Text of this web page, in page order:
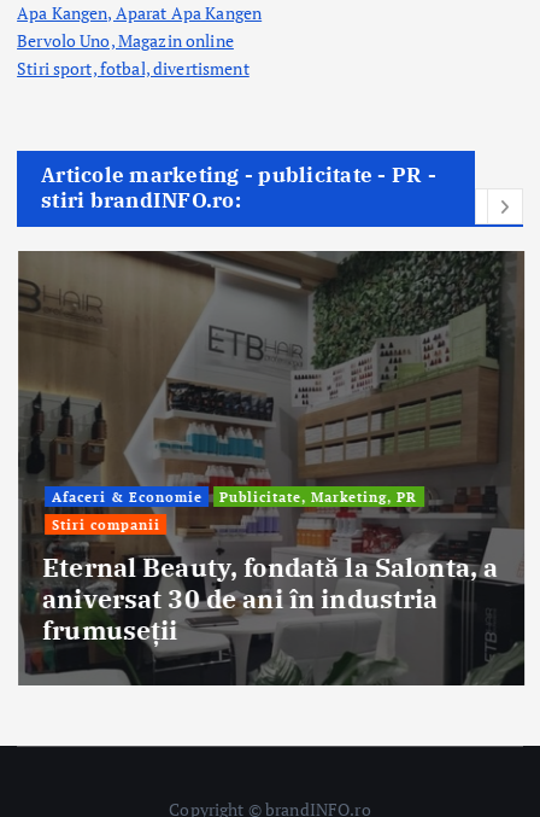
Apa Kangen, Aparat Apa Kangen
Bervolo Uno, Magazin online
Stiri sport, fotbal,divertisment
Articole marketing - publicitate - PR -
stiri brandINFO.ro:
Afaceri & Economie
Publicitate, Marketing, PR
Stiri companii
Eternal Beauty, fondată la Salonta, a
aniversat 30 de ani în industria
frumuseții
Copyright © brandINFO.ro